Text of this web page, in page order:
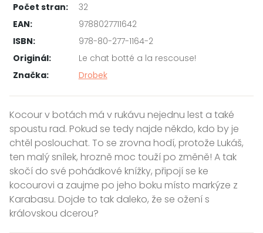
Počet stran:
32
EAN:
9788027711642
ISBN:
978-80-277-1164-2
Originál:
Le chat botté a la rescouse!
Značka:
Drobek
Kocour v botách má v rukávu nejednu lest a také
spoustu rad. Pokud se tedy najde někdo, kdo by je
chtěl poslouchat. To se zrovna hodí, protože Lukáš,
ten malý snílek, hrozně moc touží po změně! A tak
skočí do své pohádkové knížky, připojí se ke
kocourovi a zaujme po jeho boku místo markýze z
Karabasu. Dojde to tak daleko, že se ožení s
královskou dcerou?